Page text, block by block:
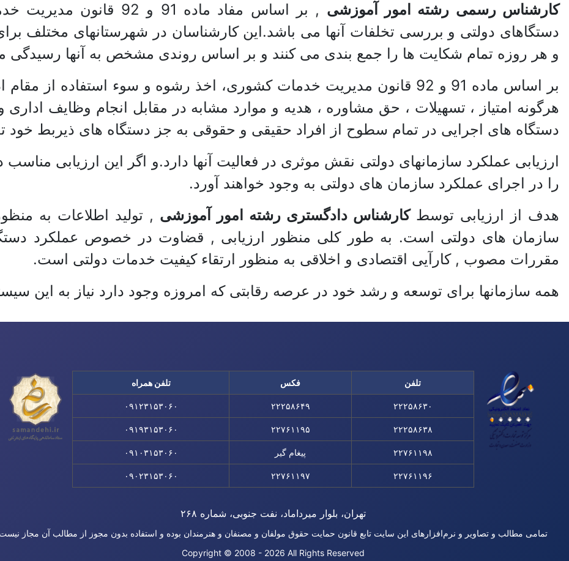
کارشناس رسمی رشته امور آموزشی
, بر اساس مفاد ماده 91
دستگاهای دولتی و بررسی تخلفات آنها می باشد.این کارشناسان در شهرستانهای مختلف
و هر روزه تمام شکایت ها را جمع بندی می کنند و بر اساس روندی مشخص به آنها رسیدگی
بر اساس ماده 91 و 92 قانون مدیریت خدمات کشوری، اخذ رشوه و سوء استفاده
هرگونه امتیاز ، تسهیلات ، حق مشاوره ، هدیه و موارد مشابه در مقابل انجام وظایف
دستگاه های اجرایی در تمام سطوح از افراد حقیقی و حقوقی به جز دستگاه های ذیربط
ارزیابی عملکرد سازمانهای دولتی نقش موثری در فعالیت آنها دارد.و اگر این ارزیابی
را در اجرای عملکرد سازمان های دولتی به وجود خواهند آورد.
هدف از ارزیابی توسطکارشناس دادگستری رشته امور آموزشی , تولید اطلاعات به
سازمان های دولتی است. به طور کلی منظور ارزیابی , قضاوت در خصوص عملکرد
مقررات مصوب , کارآیی اقتصادی و اخلاقی به منظور ارتقاء کیفیت خدمات دولتی است.
همه سازمانها برای توسعه و رشد خود در عرصه رقابتی که امروزه وجود دارد نیاز به این
تلفن فکس تلفن همراه
۲۲۲۵۸۶۳۰ ۲۲۲۵۸۶۴۹ ۰۹۱۲۳۱۵۳۰۶۰
۲۲۲۵۸۶۳۸ ۲۲۷۶۱۱۹۵ ۰۹۱۹۳۱۵۳۰۶۰
۲۲۷۶۱۱۹۸ پیغام گیر ۰۹۱۰۳۱۵۳۰۶۰
۲۲۷۶۱۱۹۶ ۲۲۷۶۱۱۹۷ ۰۹۰۲۳۱۵۳۰۶۰
تهران، بلوار میرداماد، نفت جنوبی، شماره ۲۶۸
تمامی مطالب و تصاویر و نرم‌افزارهای این سایت تابع قانون حمایت حقوق مولفان و مصنفان و هنرمندان بوده و استفاده بدون مجوز از مطالب آن مجاز نیست
Copyright © 2008 - 2026 All Rights Reserved